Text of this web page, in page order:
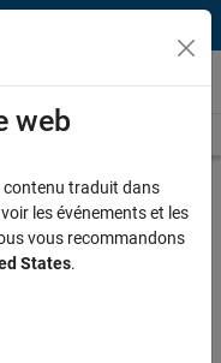
web
contenu traduit dans
les événements et les
vous recommandons
States.